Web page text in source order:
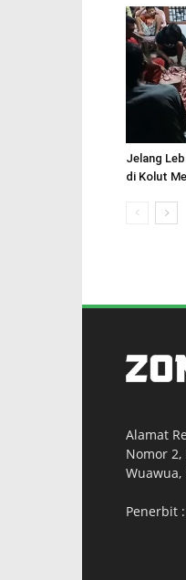
Jelang
di Kolut
Alamat
Nomor
Wuawua,
Penerbit